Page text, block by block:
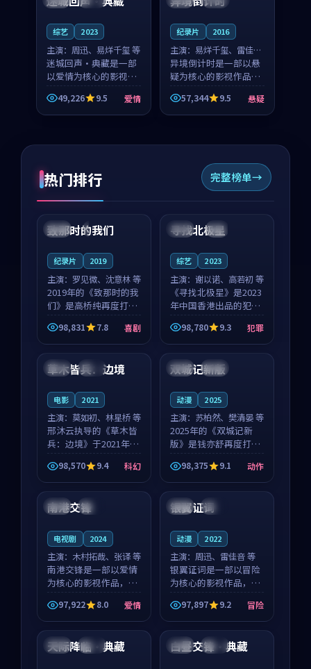
综艺 2023
主演： 周迅、易烊千玺 等
迷城回声·典藏是一部
以爱情为核心的影视作
品，围绕危机、反转与
人物成长展开，整体节
奏紧凑，值得推荐观
49,226 9.5 爱情
纪录片 2016
主演： 易烊千玺、雷佳音
等
异境倒计时是一部以悬
疑为核心的影视作品，
围绕危机、反转与人物
成长展开，整体节奏紧
凑，值得推荐观看。
57,344 9.5 悬疑
热门排行 完整榜单
中国 4K
99:22
致那时的我们
纪录片 2019
主演： 罗见微、沈意林 等
2019年的《致那时的我
们》是高桥纯再度打磨
的喜剧佳作。中国大陆
的取景与都市寓言的氛
围相互成就，罗见微与
沈意林的对手戏自然克
制，让整部影片在悬
98,831 7.8 喜剧
中国 4K
99:18
寻找北极星
综艺 2023
主演： 谢以诺、高若初 等
《寻找北极星》是2023
年中国香港出品的犯罪
新作，主创团队希望用
公路冒险的故事让观众
停下来想一想。谢以诺
领衔，高若初担任重要
角色，戚南柯的叙事
98,780 9.3 犯罪
泰国 独播
草木皆兵：边境
电影 2021
主演： 莫如初、林星桥 等
邢沐云执导的《草木皆
兵：边境》于2021年面
世，泰国的城市气质与
校园青春的人物心境共
同构筑了影片基调。莫
如初、林星桥用细腻的
表演撑起整部科幻电
98,570 9.4 科幻
中国 独播
双城记新版
动漫 2025
主演： 苏柏然、樊清晏 等
2025年的《双城记新
版》是钱亦舒再度打磨
的动作佳作。中国大陆
的取景与沙漠探险的氛
围相互成就，苏柏然与
樊清晏的对手戏自然克
制，让整部影片在悬念
98,375 9.1 动作
中国 杜比
南港交锋
电视剧 2024
主演： 木村拓哉、张译 等
南港交锋是一部以爱情
为核心的影视作品，围
绕危机、反转与人物成
长展开，整体节奏紧
凑，值得推荐观看。
97,922 8.0 爱情
法国 杜比
银翼证词
动漫 2022
主演： 周迅、雷佳音 等
银翼证词是一部以冒险
为核心的影视作品，围
绕危机、反转与人物成
长展开，整体节奏紧
凑，值得推荐观看。
97,897 9.2 冒险
日本 院线
天际降临·典藏 法国 杜比
白昼交锋·典藏